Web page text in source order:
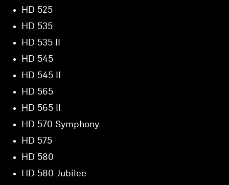
HD 525
HD 535
HD 535 II
HD 545
HD 545 II
HD 565
HD 565 II
HD 570 Symphony
HD 575
HD 580
HD 580 Jubilee